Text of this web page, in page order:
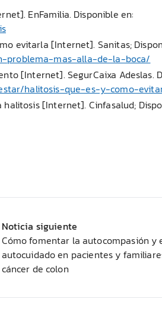
EnFamilia. Disponible en:
evitarla [Internet]. Sanitas;
problema-mas-alla-de-la-boca/
[Internet]. SegurCaixa Adeslas.
halitosis-que-es-y-como-
[Internet]. Cinfasalud;
Noticia siguiente
Cómo fomentar la autocompasión y
autocuidado en pacientes y
cáncer de colon